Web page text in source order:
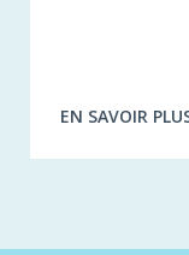
EN SAVOIR
À